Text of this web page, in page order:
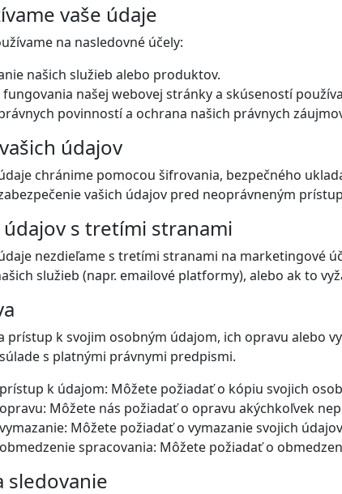
vaše údaje
na nasledovné účely:
našich služieb alebo produktov.
fungovania našej webovej stránky a skúseností
povinností a ochrana našich právnych
údajov
chránime pomocou šifrovania, bezpečného
vašich údajov pred neoprávneným
s tretími stranami
nezdieľame s tretími stranami na marketingové
služieb (napr. emailové platformy), alebo ak to
prístup k svojim osobným údajom, ich opravu alebo
s platnými právnymi predpismi.
k údajom: Môžete požiadať o kópiu svojich
Môžete nás požiadať o opravu akýchkoľvek
Môžete požiadať o vymazanie svojich
spracovania: Môžete požiadať o
sledovanie